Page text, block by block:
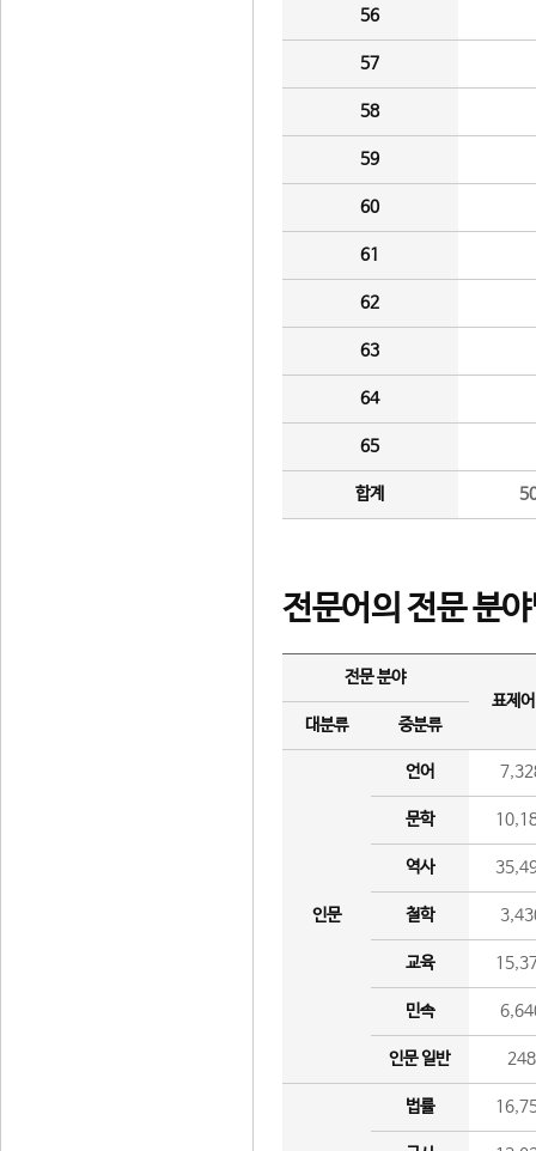
56
57
58
59
60
61
62
63
64
65
합계
전문어의 전문 분
전문 분야
표제
대분류
중분류
인문
언어
문학
역사
철학
교육
민속
인문 일반 248
법률